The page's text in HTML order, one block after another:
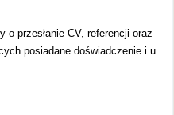
o przesłanie CV, referencji oraz
posiadane doświadczenie i u